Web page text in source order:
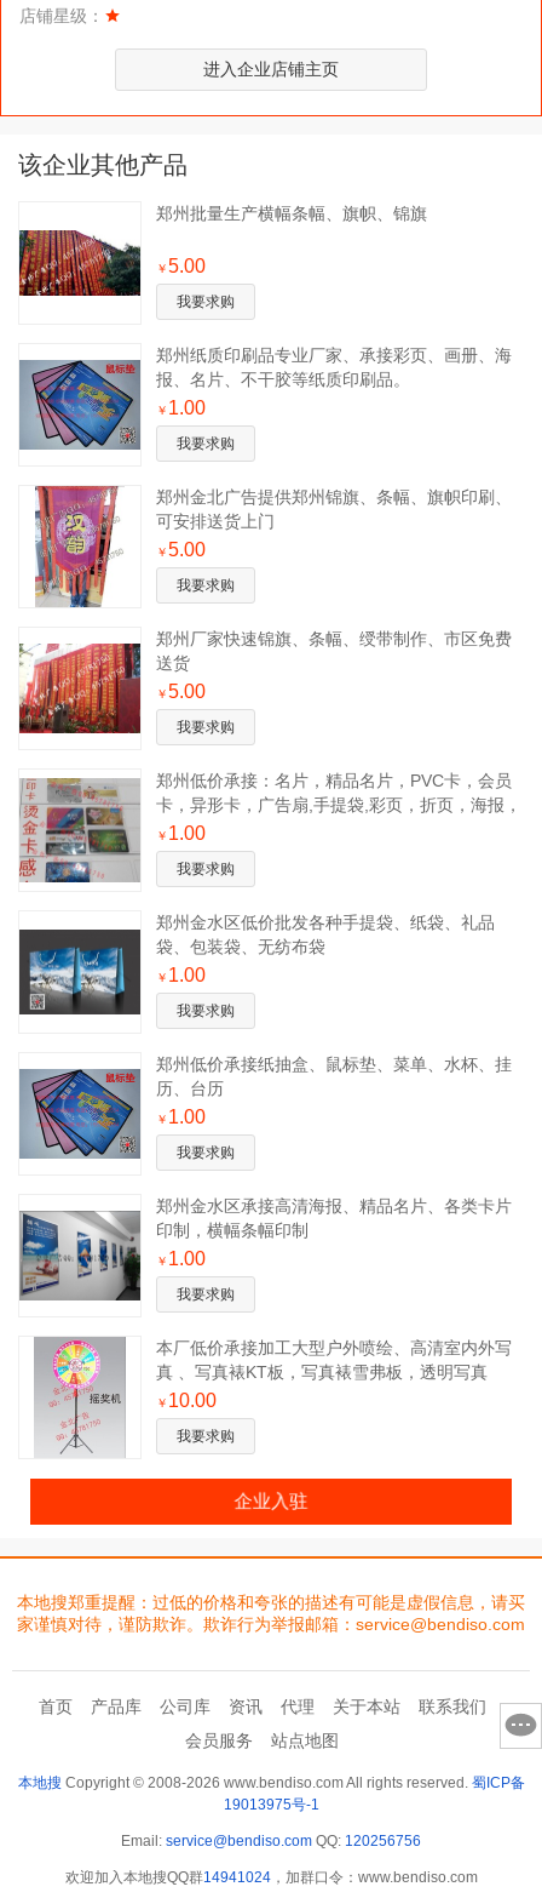
店铺星级：
进入企业店铺主页
该企业其他产品
郑州批量生产横幅条幅、旗帜、锦旗
￥5.00
我要求购
郑州纸质印刷品专业厂家、承接彩页、画册、海
报、名片、不干胶等纸质印刷品。
￥ 1.00
我要求购
郑州金北广告提供郑州锦旗、条幅、旗帜印刷、
可安排送货上门
￥5.00
我要求购
郑州厂家快速锦旗、条幅、绶带制作、市区免费
送货
￥5.00
我要求购
郑州低价承接：名片，精品名片，PVC卡，会员
卡，异形卡，广告扇,手提袋,彩页，折页，海报，
锦旗、刻字
￥ 1.00
我要求购
郑州金水区低价批发各种手提袋、纸袋、礼品
袋、包装袋、无纺布袋
￥ 1.00
我要求购
郑州低价承接纸抽盒、鼠标垫、菜单、水杯、挂
历、台历
￥ 1.00
我要求购
郑州金水区承接高清海报、精品名片、各类卡片
印制，横幅条幅印制
￥ 1.00
我要求购
本厂低价承接加工大型户外喷绘、高清室内外写
真 、写真裱KT板，写真裱雪弗板，透明写真
￥ 10.00
我要求购
企业入驻
本地搜郑重提醒：过低的价格和夸张的描述有可能是虚假信息，请买
家谨慎对待，谨防欺诈。欺诈行为举报邮箱：service@bendiso.com
首页 产品库 公司库 资讯 代理 关于本站
联系我们
会员服务
站点地图
本地搜 Copyright © 2008-2026 www.bendiso.com All rights reserved. 蜀ICP备
19013975号-1
Email: service@bendiso.com QQ: 120256756
欢迎加入本地搜QQ群14941024，加群口令：www.bendiso.com